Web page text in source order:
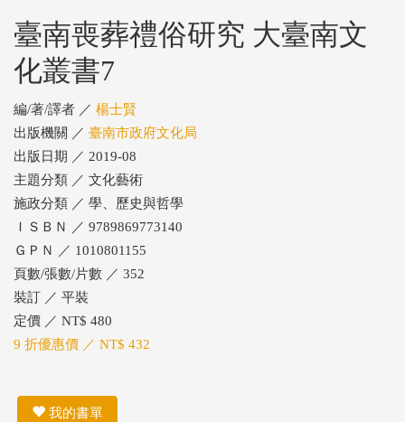
臺南喪葬禮俗研究 大臺南文
化叢書7
編/著/譯者 ／ 楊士賢
出版機關 ／ 臺南市政府文化局
出版日期 ／ 2019-08
主題分類 ／ 文化藝術
施政分類 ／ 學、歷史與哲學
ＩＳＢＮ ／ 9789869773140
ＧＰＮ ／ 1010801155
頁數/張數/片數 ／ 352
裝訂 ／ 平裝
定價 ／ NT$ 480
9 折優惠價 ／ NT$ 432
我的書單